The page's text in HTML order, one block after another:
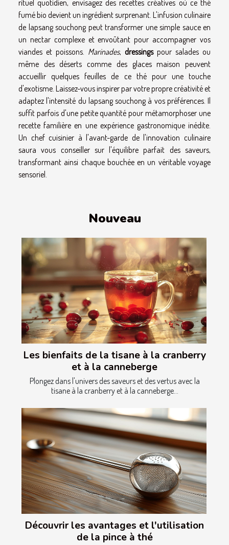
rituel quotidien, envisagez des recettes créatives où ce thé
fumé bio devient un ingrédient surprenant. L'infusion culinaire
de lapsang souchong peut transformer une simple sauce en
un nectar complexe et envoûtant pour accompagner vos
viandes et poissons. Marinades, dressingspour salades ou
même des déserts comme des glaces maison peuvent
accueillir quelques feuilles de ce thé pour une touche
d'exotisme. Laissez-vous inspirer par votre propre créativité et
adaptez l'intensité du lapsang souchong à vos préférences. Il
suffit parfois d'une petite quantité pour métamorphoser une
recette familière en une expérience gastronomique inédite.
Un chef cuisinier à l'avant-garde de l'innovation culinaire
saura vous conseiller sur l'équilibre parfait des saveurs,
transformant ainsi chaque bouchée en un véritable voyage
sensoriel.
Nouveau
Les bienfaits de la tisane à la cranberry
et à la canneberge
Plongez dans l'univers des saveurs et des vertus avec la
tisane à la cranberry et à la canneberge...
Découvrir les avantages et l'utilisation
de la pince à thé